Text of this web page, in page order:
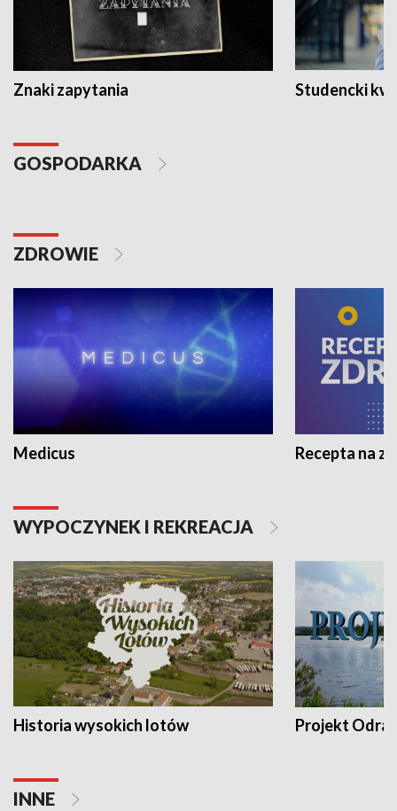
Znaki zapytania Studencki
GOSPODARKA
ZDROWIE
Medicus Recepta na
WYPOCZYNEK I REKREACJA
Historia wysokich lotów Projekt Odra
INNE